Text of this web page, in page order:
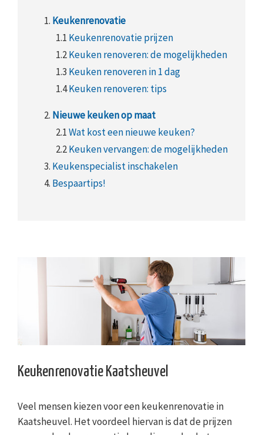
1. Keukenrenovatie
1.1 Keukenrenovatie prijzen
1.2Keuken renoveren: de mogelijkheden
1.3 Keuken renoveren in 1 dag
1.4Keuken renoveren: tips
2. Nieuwe keuken op maat
2.1Wat kost een nieuwe keuken?
2.2Keuken vervangen: de mogelijkheden
3. Keukenspecialist inschakelen
4. Bespaartips!
Keukenrenovatie Kaatsheuvel
Veel mensen kiezen voor een keukenrenovatie in
Kaatsheuvel. Het voordeel hiervan is dat de prijzen